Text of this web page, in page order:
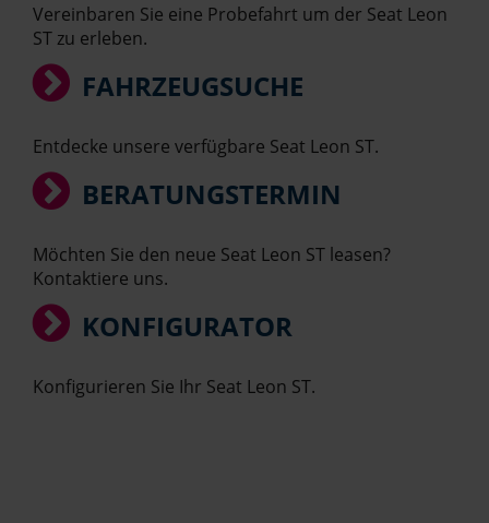
Vereinbaren Sie eine Probefahrt um der Seat Leon
ST zu erleben.
FAHRZEUGSUCHE
Entdecke unsere verfügbare Seat Leon ST.
BERATUNGSTERMIN
Möchten Sie den neue Seat Leon ST leasen?
Kontaktiere uns.
KONFIGURATOR
Konfigurieren Sie Ihr Seat Leon ST.